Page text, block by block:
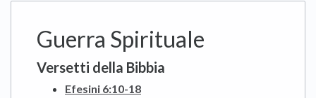
Guerra Spirituale
Versetti della Bibbia
Efesini 6:10-18